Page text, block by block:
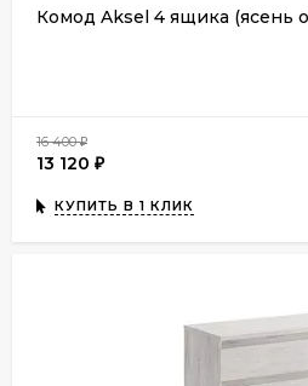
Комод Aksel 4 ящика (ясень
16 400₽
13 120 ₽
КУПИТЬ В 1 КЛИК